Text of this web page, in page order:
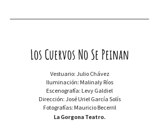
Los Cuervos No Se Peinan
Vestuario: Julio Chávez
Iluminación: Malinaly Ríos
Escenografía: Levy Galdiel
Dirección: José Uriel García Solís
Fotografías: Mauricio Becerril
La Gorgona Teatro.